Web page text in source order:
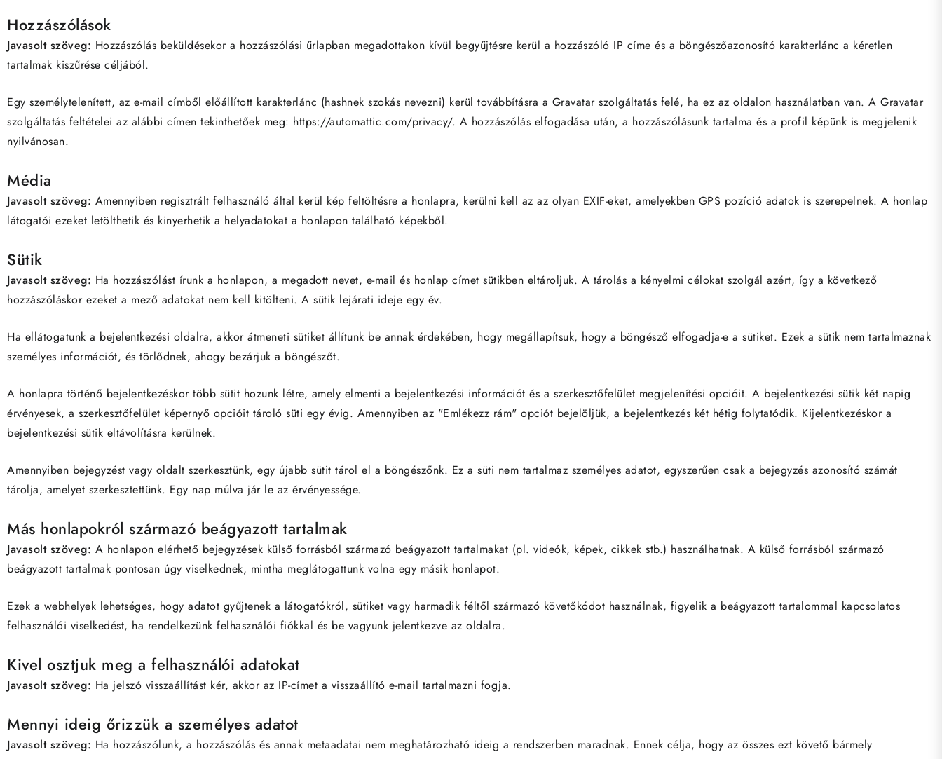
Hozzászólások
Javasolt szöveg: Hozzászólás beküldésekor a hozzászólási űrlapban megadottakon kívül begyűjtésre kerül a hozzászóló IP címe és a böngészőazonosító karakterlánc a kéretlen
tartalmak kiszűrése céljából.
Egy személytelenített, az e-mail címből előállított karakterlánc (hashnek szokás nevezni) kerül továbbításra a Gravatar szolgáltatás felé, ha ez az oldalon használatban van. A Gravatar
szolgáltatás feltételei az alábbi címen tekinthetőek meg: https://automattic.com/privacy/. A hozzászólás elfogadása után, a hozzászólásunk tartalma és a profil képünk is megjelenik
nyilvánosan.
Média
Javasolt szöveg: Amennyiben regisztrált felhasználó által kerül kép feltöltésre a honlapra, kerülni kell az az olyan EXIF-eket, amelyekben GPS pozíció adatok is szerepelnek. A honlap
látogatói ezeket letölthetik és kinyerhetik a helyadatokat a honlapon található képekből.
Sütik
Javasolt szöveg: Ha hozzászólást írunk a honlapon, a megadott nevet, e-mail és honlap címet sütikben eltároljuk. A tárolás a kényelmi célokat szolgál azért, így a következő
hozzászóláskor ezeket a mező adatokat nem kell kitölteni. A sütik lejárati ideje egy év.
Ha ellátogatunk a bejelentkezési oldalra, akkor átmeneti sütiket állítunk be annak érdekében, hogy megállapítsuk, hogy a böngésző elfogadja-e a sütiket. Ezek a sütik nem tartalmaznak
személyes információt, és törlődnek, ahogy bezárjuk a böngészőt.
A honlapra történő bejelentkezéskor több sütit hozunk létre, amely elmenti a bejelentkezési információt és a szerkesztőfelület megjelenítési opcióit. A bejelentkezési sütik két napig
érvényesek, a szerkesztőfelület képernyő opcióit tároló süti egy évig. Amennyiben az "Emlékezz rám" opciót bejelöljük, a bejelentkezés két hétig folytatódik. Kijelentkezéskor a
bejelentkezési sütik eltávolításra kerülnek.
Amennyiben bejegyzést vagy oldalt szerkesztünk, egy újabb sütit tárol el a böngészőnk. Ez a süti nem tartalmaz személyes adatot, egyszerűen csak a bejegyzés azonosító számát
tárolja, amelyet szerkesztettünk. Egy nap múlva jár le az érvényessége.
Más honlapokról származó beágyazott tartalmak
Javasolt szöveg: A honlapon elérhető bejegyzések külső forrásból származó beágyazott tartalmakat (pl. videók, képek, cikkek stb.) használhatnak. A külső forrásból származó
beágyazott tartalmak pontosan úgy viselkednek, mintha meglátogattunk volna egy másik honlapot.
Ezek a webhelyek lehetséges, hogy adatot gyűjtenek a látogatókról, sütiket vagy harmadik féltől származó követőkódot használnak, figyelik a beágyazott tartalommal kapcsolatos
felhasználói viselkedést, ha rendelkezünk felhasználói fiókkal és be vagyunk jelentkezve az oldalra.
Kivel osztjuk meg a felhasználói adatokat
Javasolt szöveg: Ha jelszó visszaállítást kér, akkor az IP-címet a visszaállító e-mail tartalmazni fogja.
Mennyi ideig őrizzük a személyes adatot
Javasolt szöveg: Ha hozzászólunk, a hozzászólás és annak metaadatai nem meghatározható ideig a rendszerben maradnak. Ennek célja, hogy az összes ezt követő bármely